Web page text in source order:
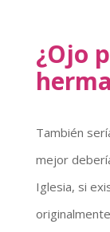
¿Ojo
También
mejor
Iglesia, si